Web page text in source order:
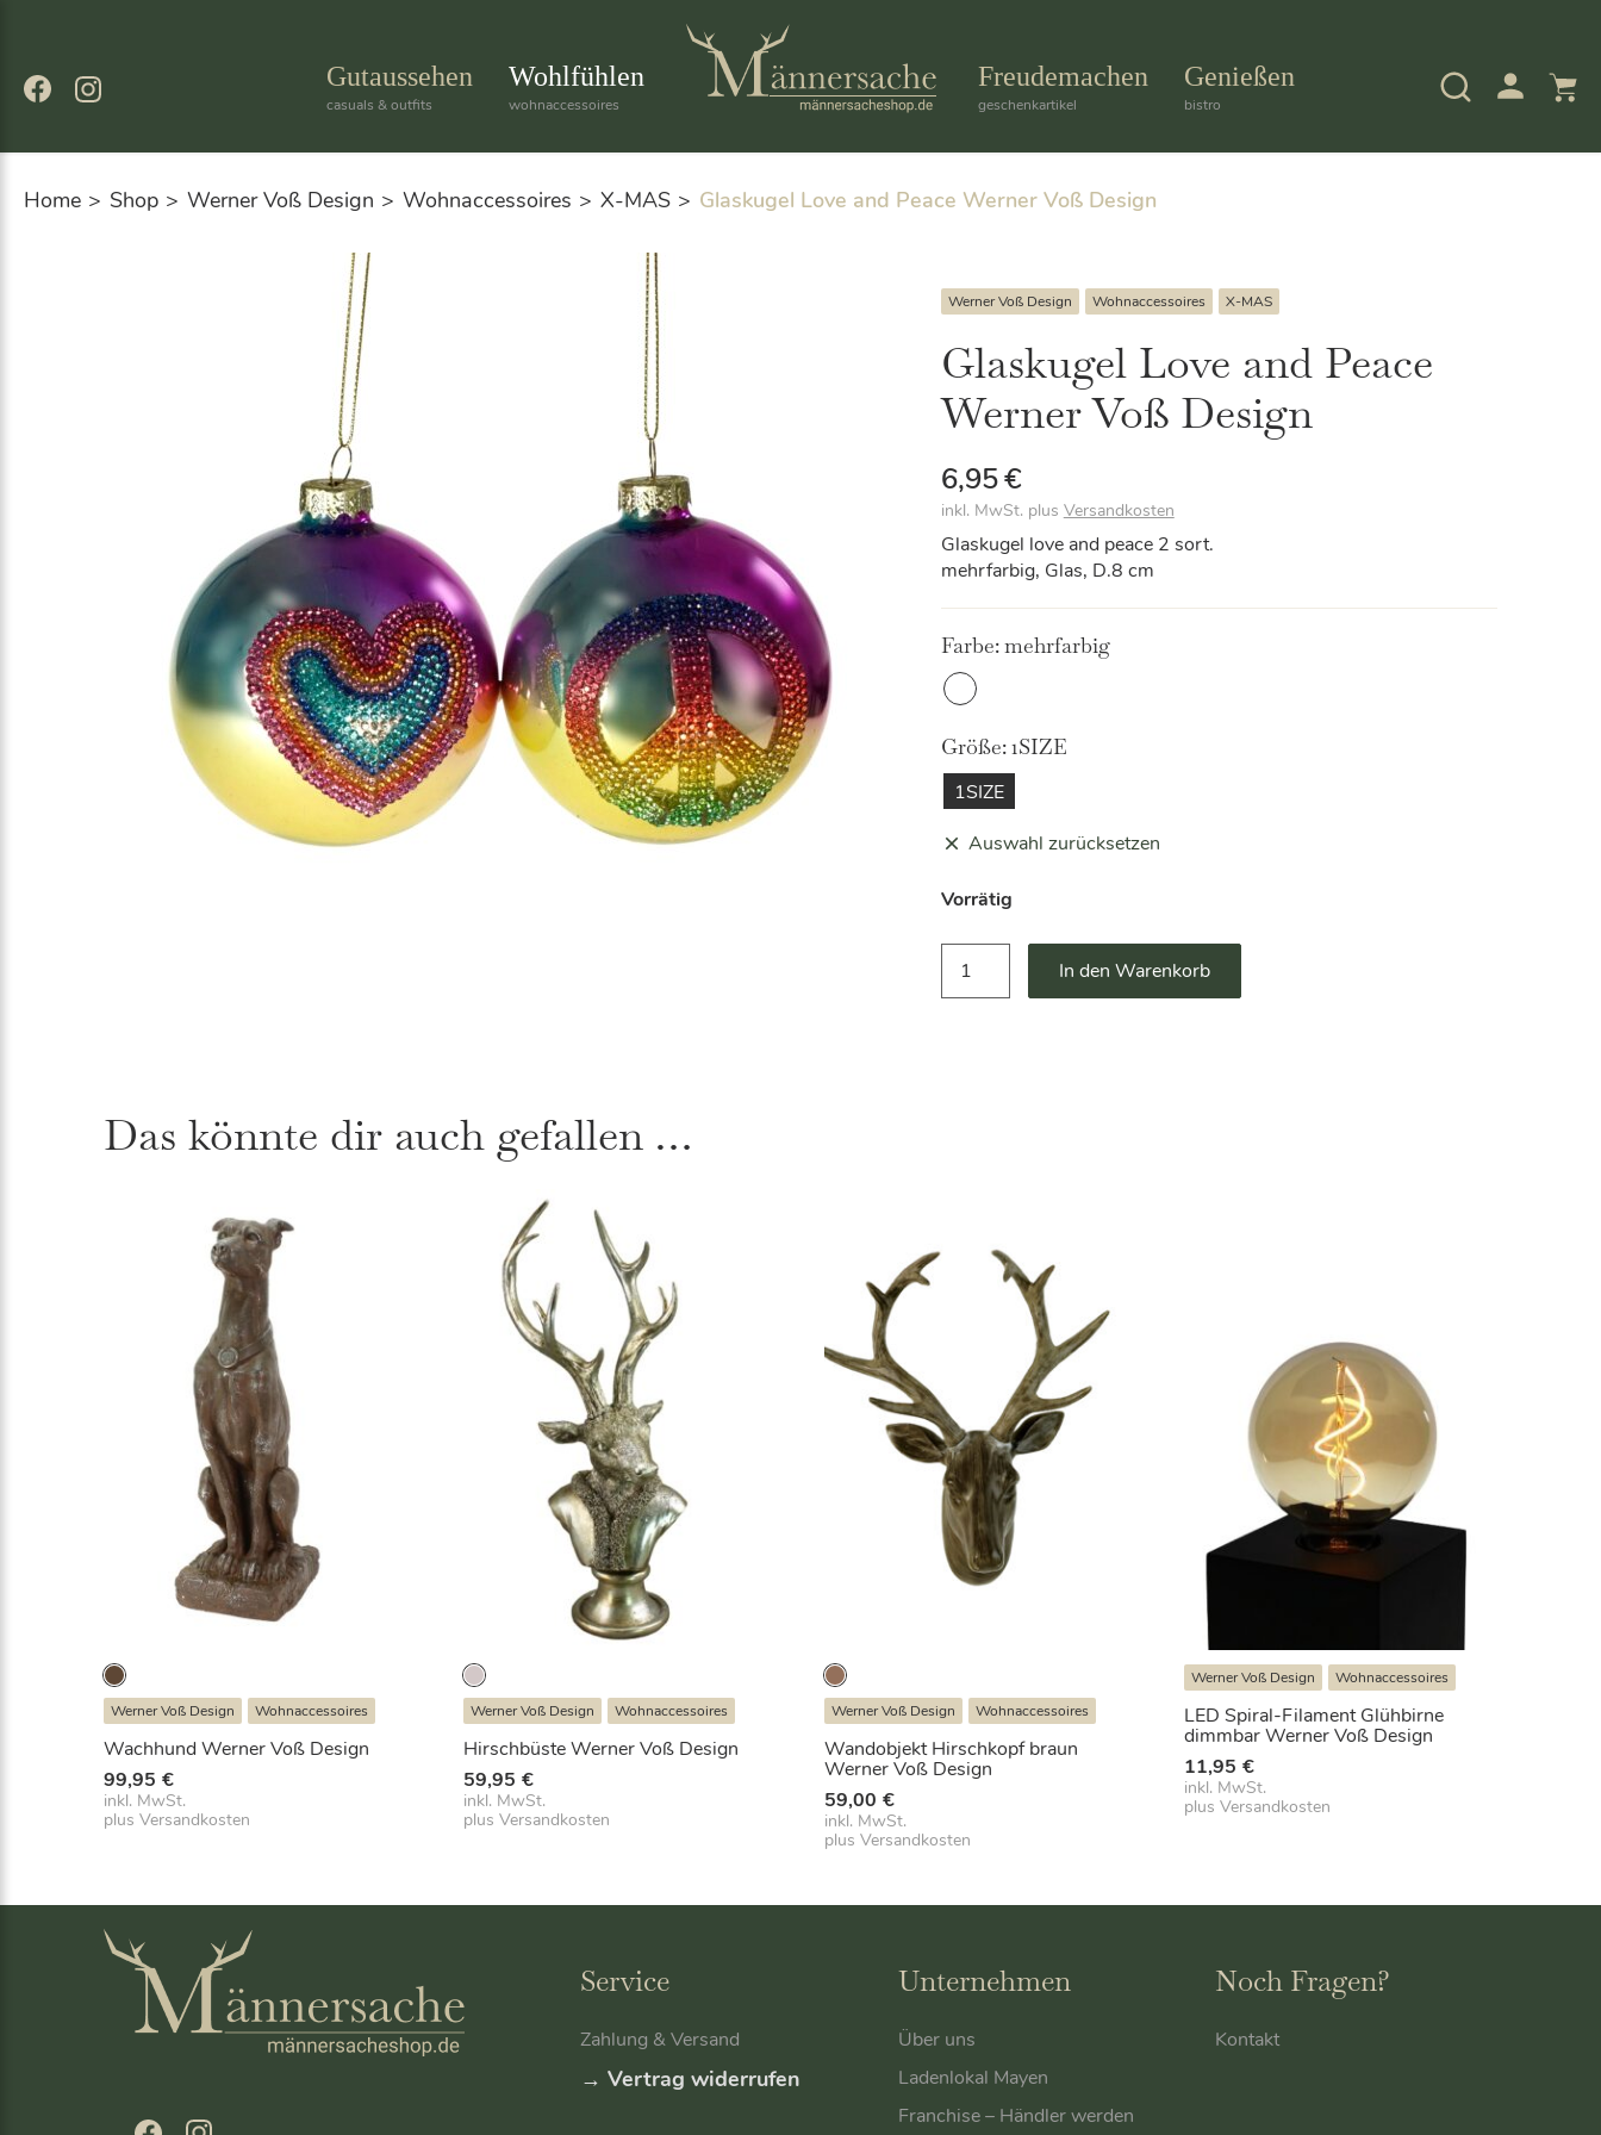
Gutaussehen
casuals & outfits
Wohlfühlen
wohnaccessoires
Freudemachen
geschenkartikel
Genießen
bistro
Home Shop Werner Voß Design Wohnaccessoires X-MAS Glaskugel Love and Peace Werner Voß Design
Werner Voß Design Wohnaccessoires X-MAS
Glaskugel Love and Peace
Werner Voß Design
6,95€
inkl. MwSt. plus Versandkosten
Glaskugel love and peace 2 sort.
mehrfarbig, Glas, D.8 cm
Farbe:mehrfarbig
Mehrfarbig
Größe:1SIZE
1SIZE
Auswahl zurücksetzen
Vorrätig
Love
In den Warenkorb
Das könnte dir auch gefallen …
Werner Voß Design Wohnaccessoires
Wachhund Werner Voß Design
99,95 €
inkl. MwSt.
plus Versandkosten
Werner Voß Design Wohnaccessoires
Hirschbüste Werner Voß Design
59,95 €
inkl. MwSt.
plusVersandkosten
Werner Voß Design Wohnaccessoires
Wandobjekt Hirschkopf braun
Werner Voß Design
59,00 €
inkl. MwSt.
plus Versandkosten
Werner Voß Design Wohnaccessoires
LED Spiral-Filament Glühbirne
dimmbar Werner Voß Design
11,95 €
inkl. MwSt.
plusVersandkosten
Service
Zahlung & Versand
→ Vertrag widerrufen
Unternehmen
Über uns
Ladenlokal Mayen
Franchise – Händler werden
Noch Fragen?
Kontakt